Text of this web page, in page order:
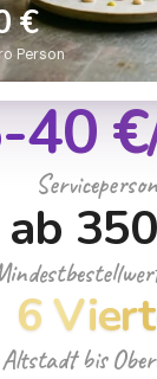
€
Person
40
ab
6
Altstadt bis